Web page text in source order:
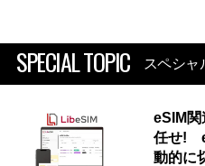
SPECIAL TOPIC スペシャ
eSIM
任せ!
動的に